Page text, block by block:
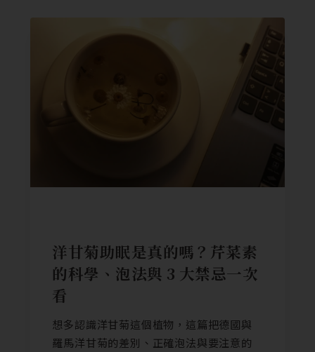
洋甘菊助眠是真的嗎？芹菜素
的科學、泡法與 3 大禁忌一次
看
想多認識洋甘菊這個植物，這篇把德國與
羅馬洋甘菊的差別、正確泡法與要注意的